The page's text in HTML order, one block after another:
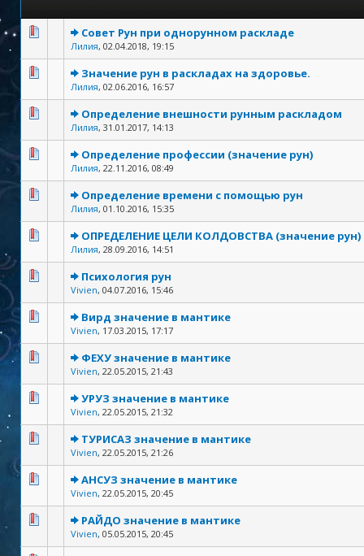
Совет Рун при однорунном раскладе
Лилия, 02.04.2018, 19:15
Значение рун в раскладах на здоровье.
Лилия, 02.06.2016, 16:57
Определение внешности рунным раскладом
Лилия, 31.01.2017, 14:13
Определение профессии (значение рун)
Лилия, 22.11.2016, 08:49
Определение времени с помощью рун
Лилия, 01.10.2016, 15:35
ОПРЕДЕЛЕНИЕ ЦЕЛИ КОЛДОВСТВА (значение рун)
Лилия, 28.09.2016, 14:51
Психология рун
Vivien, 04.07.2016, 15:46
Вирд значение в мантике
Vivien, 17.03.2015, 17:17
ФЕХУ значение в мантике
Vivien, 22.05.2015, 21:43
УРУЗ значение в мантике
Vivien, 22.05.2015, 21:32
ТУРИСАЗ значение в мантике
Vivien, 22.05.2015, 21:26
АНСУЗ значение в мантике
Vivien, 22.05.2015, 20:45
РАЙДО значение в мантике
Vivien, 05.05.2015, 20:45